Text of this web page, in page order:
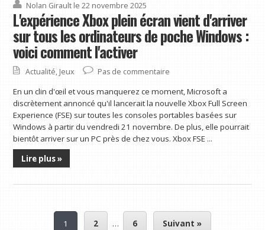
Nolan Girault le 22 novembre 2025
L'expérience Xbox plein écran vient d'arriver
sur tous les ordinateurs de poche Windows :
voici comment l'activer
Actualité, Jeux Pas de commentaire
En un clin d'œil et vous manquerez ce moment, Microsoft a
discrètement annoncé qu'il lancerait la nouvelle Xbox Full Screen
Experience (FSE) sur toutes les consoles portables basées sur
Windows à partir du vendredi 21 novembre. De plus, elle pourrait
bientôt arriver sur un PC près de chez vous. Xbox FSE ...
Lire plus »
1 2 … 6 Suivant »